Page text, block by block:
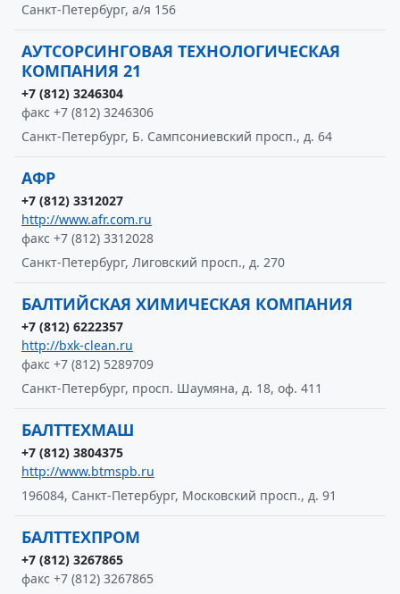
Санкт-Петербург, а/я 156
АУТСОРСИНГОВАЯ ТЕХНОЛОГИЧЕСКАЯ
КОМПАНИЯ 21
+7 (812) 3246304
факс +7 (812) 3246306
Санкт-Петербург, Б. Сампсониевский просп., д. 64
АФР
+7 (812) 3312027
http://www.afr.com.ru
факс +7 (812) 3312028
Санкт-Петербург, Лиговский просп., д. 270
БАЛТИЙСКАЯ ХИМИЧЕСКАЯ КОМПАНИЯ
+7 (812) 6222357
http://bxk-clean.ru
факс +7 (812) 5289709
Санкт-Петербург, просп. Шаумяна, д. 18, оф. 411
БАЛТТЕХМАШ
+7 (812) 3804375
http://www.btmspb.ru
196084, Санкт-Петербург, Московский просп., д. 91
БАЛТТЕХПРОМ
+7 (812) 3267865
факс +7 (812) 3267865